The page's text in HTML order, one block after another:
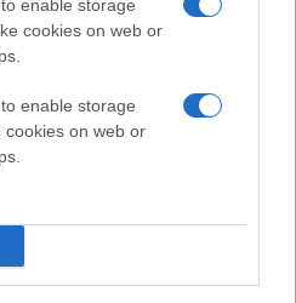
enable storage
cookies on web or
enable storage
cookies on web or
Κυριακή 09 Αυγ 2026, 09:58
κέρδη τους στα 2,5 δισ
ευρώ από προμήθειες,
επέκταση για την
δισ. ευρώ, για την Εθνική